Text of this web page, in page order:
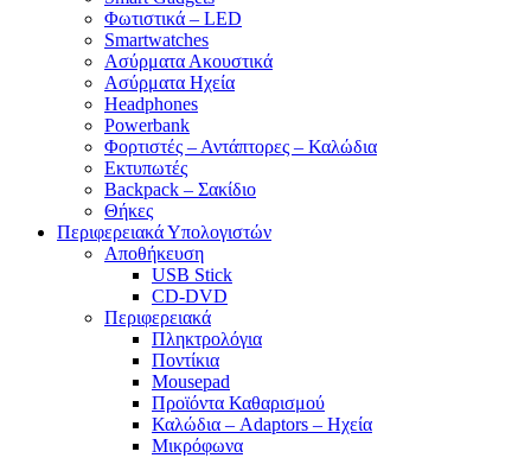
Φωτιστικά – LED
Smartwatches
Ασύρματα Ακουστικά
Ασύρματα Ηχεία
Headphones
Powerbank
Φορτιστές – Αντάπτορες – Καλώδια
Εκτυπωτές
Backpack – Σακίδιο
Θήκες
Περιφερειακά Υπολογιστών
Αποθήκευση
USB Stick
CD-DVD
Περιφερειακά
Πληκτρολόγια
Ποντίκια
Mousepad
Προϊόντα Καθαρισμού
Καλώδια – Adaptors – Ηχεία
Μικρόφωνα